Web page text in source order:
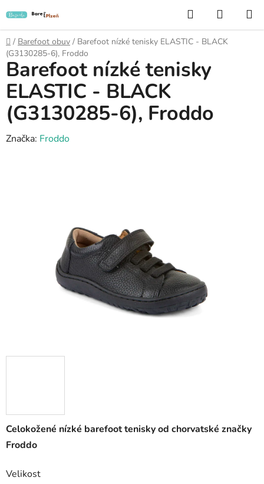
na
obsah
Hledat
KOŠÍK
Domů
/ Barefoot obuv / Barefoot nízké tenisky ELASTIC - BLACK
(G3130285-6), Froddo
Celokožené nízké barefoot tenisky od chorvatské značky
Froddo
Velikost
Barefoot nízké tenisky
ELASTIC - BLACK
(G3130285-6), Froddo
Značka: Froddo